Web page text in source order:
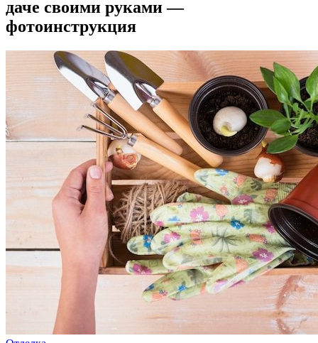
даче своими руками —
фотоинструкция